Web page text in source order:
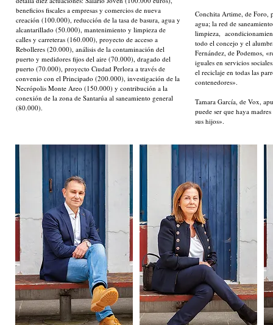
beneficios fiscales a empresas y comercios de nueva
creación (100.000), reducción de la tasa de basura, agua y
alcantarillado (50.000), mantenimiento y limpieza de
calles y carreteras (160.000), proyecto de acceso a
Rebolleres (20.000), análisis de la contaminación del
puerto y medidores fijos del aire (70.000), dragado del
puerto (70.000), proyecto Ciudad Perlora a través de
convenio con el Principado (200.000), investigación de la
Necrópolis Monte Areo (150.000) y contribución a la
conexión de la zona de Santarúa al saneamiento general
(80.000).
Conchita Artime, de Foro,
agua; la red de
limpieza,
todo el concejo y el
Fernández, de Podemos,
iguales en servicios
el reciclaje en todas las
contenedores».
Tamara García, de Vox,
puede ser que haya
sus hijos».